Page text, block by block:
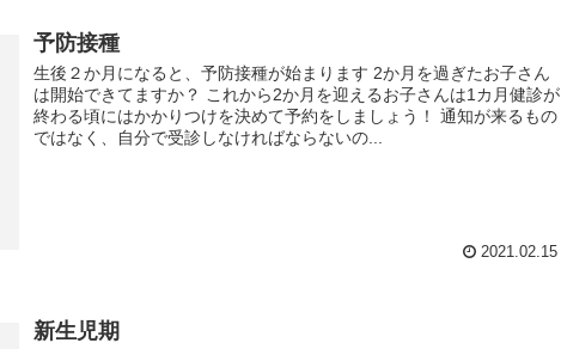
予防接種
生後２か月になると、予防接種が始まります 2か月を過ぎたお子さん
は開始できてますか？ これから2か月を迎えるお子さんは1カ月健診が
終わる頃にはかかりつけを決めて予約をしましょう！ 通知が来るもの
ではなく、自分で受診しなければならないの...
2021.02.15
新生児期